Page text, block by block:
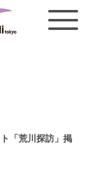
「荒川探訪」掲